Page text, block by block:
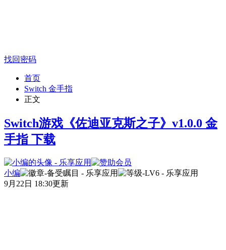
找回密码
首页
Switch 金手指
正文
Switch游戏《佐迪亚克斯之子》v1.0.0 金
手指 下载
小编
9月22日 18:30更新